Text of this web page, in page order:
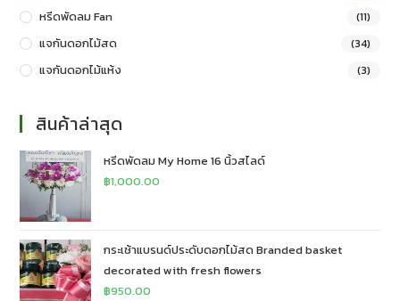
หรีดพัดลม Fan (11)
แจกันดอกไม้สด (34)
แจกันดอกไม้แห้ง (3)
สินค้าล่าสุด
หรีดพัดลม My Home 16 นิ้วสไลด์
฿1,000.00
กระเช้าแบรนด์ประดับดอกไม้สด Branded basket
decorated with fresh flowers
฿950.00